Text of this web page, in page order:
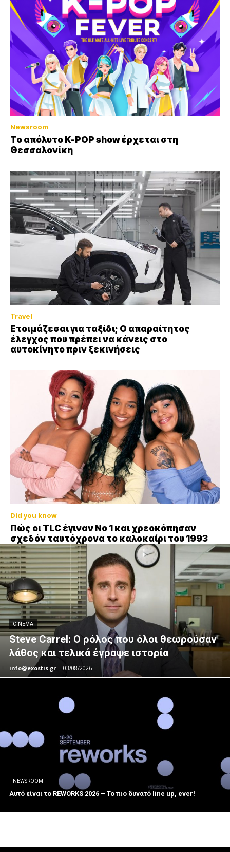
Newsroom
Το απόλυτο K-POP show έρχεται στη
Θεσσαλονίκη
Travel
Ετοιμάζεσαι για ταξίδι; Ο απαραίτητος
έλεγχος που πρέπει να κάνεις στο
αυτοκίνητο πριν ξεκινήσεις
Did you know
Πώς οι TLC έγιναν Νο 1 και χρεοκόπησαν
σχεδόν ταυτόχρονα το καλοκαίρι του 1993
CINEMA
Steve Carrel: Ο ρόλος που όλοι θεωρούσαν
λάθος και τελικά έγραψε ιστορία
info@exostis.gr - 03/08/2026
NEWSROOM
Αυτό είναι το REWORKS 2026 – Το πιο δυνατό line up, ever!